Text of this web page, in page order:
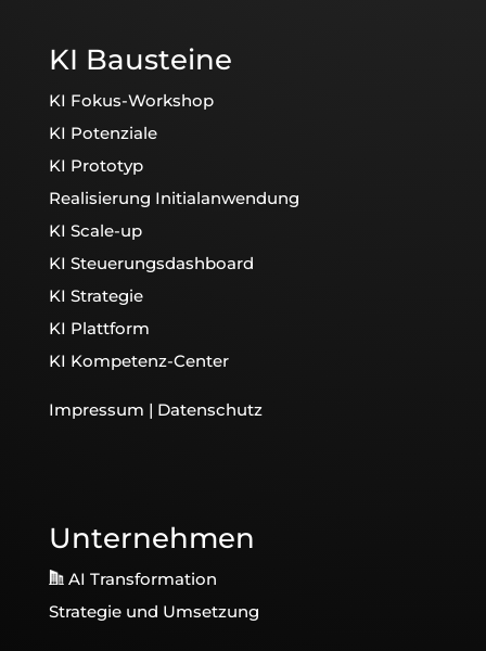
KI Bausteine
KI Fokus-Workshop
KI Potenziale
KI Prototyp
Realisierung Initialanwendung
KI Scale-up
KI Steuerungsdashboard
KI Strategie
KI Plattform
KI Kompetenz-Center
Impressum | Datenschutz
Unternehmen
AI Transformation
Strategie und Umsetzung